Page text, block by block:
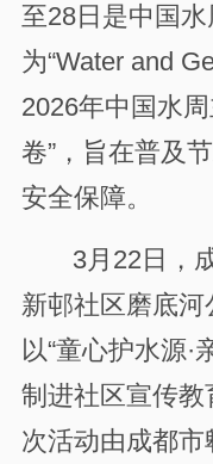
至28日是中国
为“Water and
2026年中国水
卷”，旨在普及
安全保障。
3月22日，
新邨社区磨底
以“童心护水源·
制进社区宣传
次活动由成都